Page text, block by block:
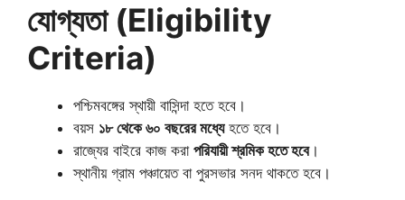
যোগ্যতা (Eligibility
Criteria)
পশ্চিমবঙ্গের স্থায়ী বাসিন্দা হতে হবে।
বয়স ১৮ থেকে ৬০ বছরের মধ্যেহতে হবে।
রাজ্যের বাইরে কাজ করা পরিযায়ী শ্রমিক হতে হবে।
স্থানীয় গ্রাম পঞ্চায়েত বা পুরসভার সনদ থাকতে হবে।